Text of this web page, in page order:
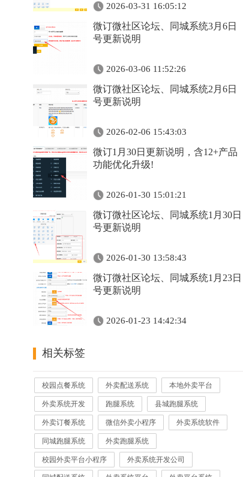
2026-03-31 16:05:12
微订微社区论坛、同城系统3月6日
号更新说明
2026-03-06 11:52:26
微订微社区论坛、同城系统2月6日
号更新说明
2026-02-06 15:43:03
微订1月30日更新说明，含12+产品
功能优化升级!
2026-01-30 15:01:21
微订微社区论坛、同城系统1月30日
号更新说明
2026-01-30 13:58:43
微订微社区论坛、同城系统1月23日
号更新说明
2026-01-23 14:42:34
相关标签
校园点餐系统 外卖配送系统 本地外卖平台
外卖系统开发 跑腿系统 县城跑腿系统
外卖订餐系统 微信外卖小程序 外卖系统软件
同城跑腿系统 外卖跑腿系统
校园外卖平台小程序 外卖系统开发公司